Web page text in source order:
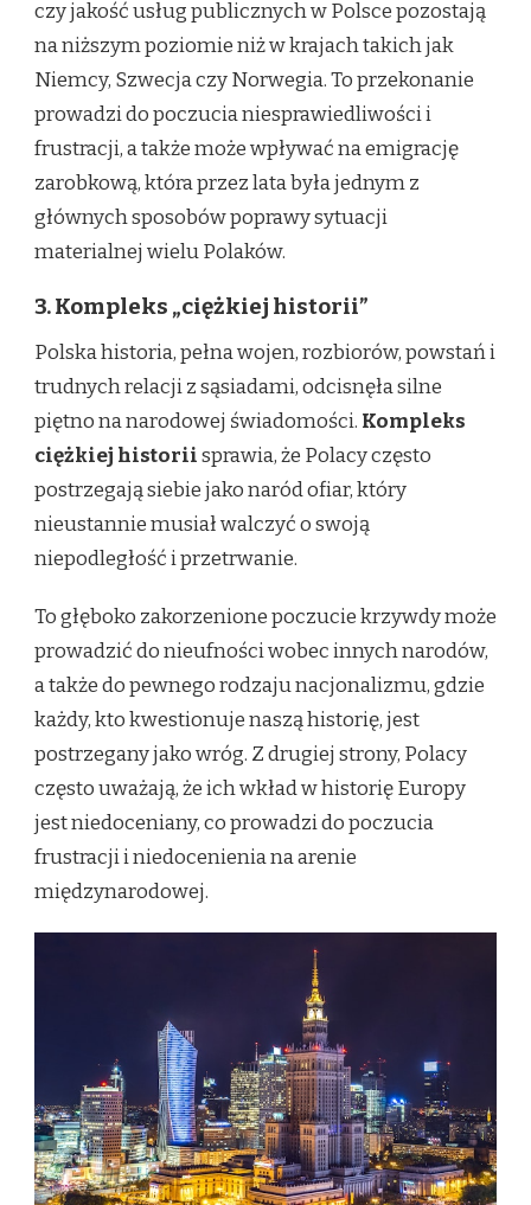
czy jakość usług publicznych w Polsce pozostają
na niższym poziomie niż w krajach takich jak
Niemcy, Szwecja czy Norwegia. To przekonanie
prowadzi do poczucia niesprawiedliwości i
frustracji, a także może wpływać na emigrację
zarobkową, która przez lata była jednym z
głównych sposobów poprawy sytuacji
materialnej wielu Polaków.
3. Kompleks „ciężkiej historii”
Polska historia, pełna wojen, rozbiorów, powstań i
trudnych relacji z sąsiadami, odcisnęła silne
piętno na narodowej świadomości. Kompleks
ciężkiej historiisprawia, że Polacy często
postrzegają siebie jako naród ofiar, który
nieustannie musiał walczyć o swoją
niepodległość i przetrwanie.
To głęboko zakorzenione poczucie krzywdy może
prowadzić do nieufności wobec innych narodów,
a także do pewnego rodzaju nacjonalizmu, gdzie
każdy, kto kwestionuje naszą historię, jest
postrzegany jako wróg. Z drugiej strony, Polacy
często uważają, że ich wkład w historię Europy
jest niedoceniany, co prowadzi do poczucia
frustracji i niedocenienia na arenie
międzynarodowej.